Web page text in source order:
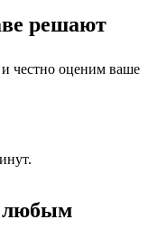
решают
и честно оценим ваше
любым